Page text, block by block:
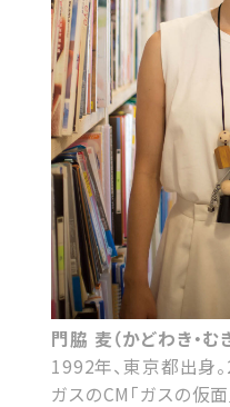
門脇 麦（かどわき・む
1992年、東京都出身
ガスのCM「ガスの仮